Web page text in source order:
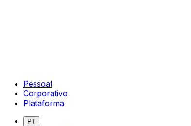
Pessoal
Corporativo
Plataforma
PT